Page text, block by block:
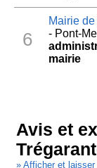
6
Mairie
- Pont-
mairie
Avis et
» Afficher et